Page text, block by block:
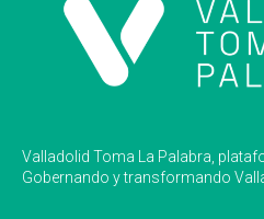
Valladolid Toma La Palabra,
Gobernando y transformando